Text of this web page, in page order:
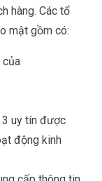
hàng. Các tổ
mật gồm có:
của
3 uy tín được
động kinh